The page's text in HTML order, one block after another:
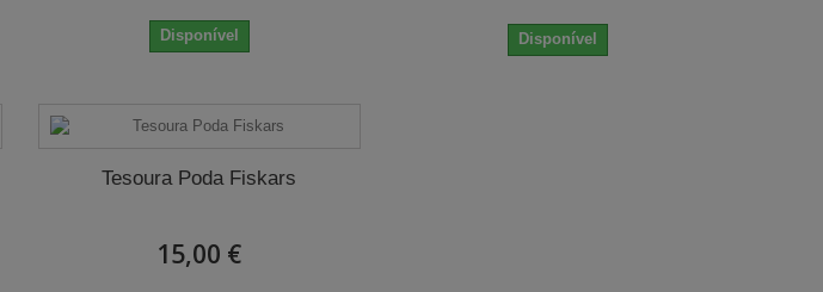
Disponível Disponível
Tesoura Poda Fiskars
15,00 €